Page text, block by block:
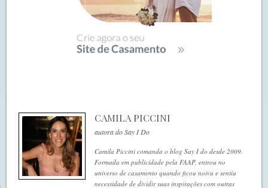
CAMILA PICCINI
autora do Say I Do
Camila Piccini comanda o blog Say I do desde 2009.
Formada em publicidade pela FAAP, entrou no
universo de casamento quando ficou noiva e sentiu
necessidade de dividir suas inspirações com outras